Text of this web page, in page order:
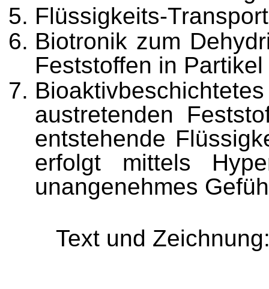
Flüssigkeits-
Biotronik zum
Feststoffen in Partikel
austretenden
entstehende
erfolgt mittels
unangenehmes
Text und